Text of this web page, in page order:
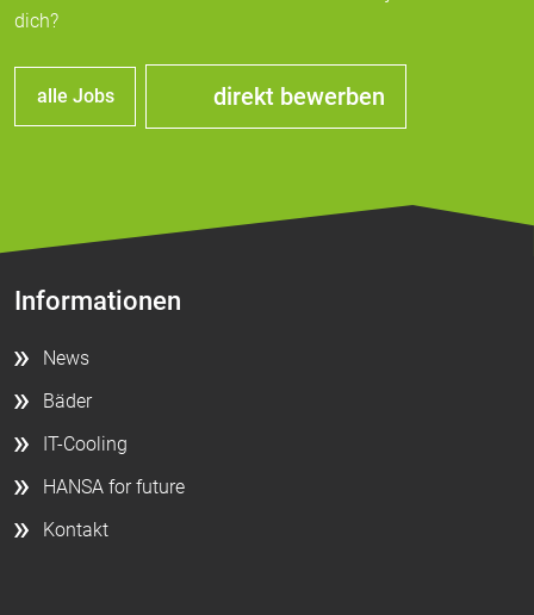
dich?
alle Jobs direkt bewerben
Informationen
News
Bäder
IT-Cooling
HANSA for future
Kontakt